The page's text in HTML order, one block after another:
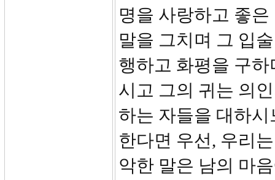
명을 사랑하고 좋
말을 그치며 그 입
행하고 화평을 구
시고 그의 귀는 의
하는 자들을 대하
한다면 우선, 우리
악한 말은 남의 마